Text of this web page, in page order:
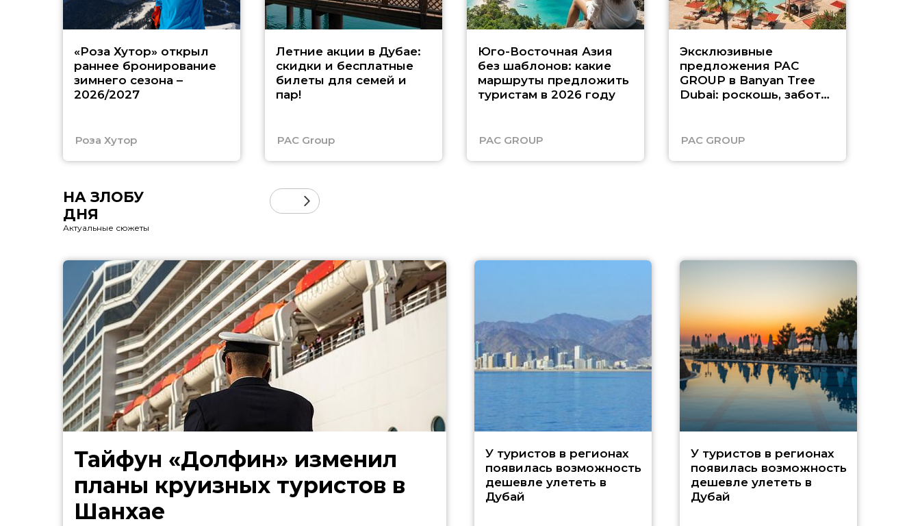
«Роза Хутор» открыл
раннее бронирование
зимнего сезона –
2026/2027
Роза Хутор
Летние акции в Дубае:
скидки и бесплатные
билеты для семей и
пар!
PAC Group
Юго-Восточная Азия
без шаблонов: какие
маршруты предложить
туристам в 2026 году
PAC GROUP
Эксклюзивные
предложения PAC
GROUP в Banyan Tree
Dubai: роскошь, забота
PAC GROUP
НА ЗЛОБУ
ДНЯ
Актуальные сюжеты
Тайфун «Долфин» изменил
планы круизных туристов в
Шанхае
У туристов в регионах
появилась возможность
дешевле улететь в
Дубай
У туристов в регионах
появилась возможность
дешевле улететь в
Дубай